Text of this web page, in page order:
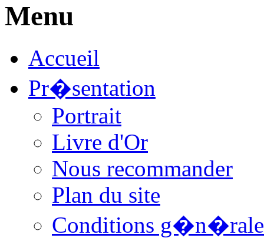
Menu
Accueil
Pr�sentation
Portrait
Livre d'Or
Nous recommander
Plan du site
Conditions